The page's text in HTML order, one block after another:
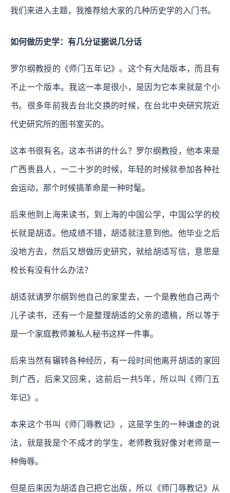
我们来进入主题，我推荐给大家的几种历史学的入门书。
如何做历史学：有几分证据说几分话
罗尔纲教授的《师门五年记》。这个有大陆版本，而且有
不止一个版本。我这一本是很小，是因为它本来就是个小
书。很多年前我去台北交换的时候，在台北中央研究院近
代史研究所的图书室买的。
这本书很有名。这本书讲的什么？罗尔纲教授，他本来是
广西贵县人，一二十岁的时候，年轻的时候就参加各种社
会运动，那个时候搞革命是一种时髦。
后来他到上海来读书，到上海的中国公学，中国公学的校
长就是胡适。他成绩不错，胡适就注意到他。他毕业之后
没地方去，然后又想做历史研究，就给胡适写信，意思是
校长有没有什么办法？
胡适就请罗尔纲到他自己的家里去，一个是教他自己两个
儿子读书，还有一个是整理胡适的父亲的遗稿，所以等于
是一个家庭教师兼私人秘书这样一件事。
后来当然有辗转各种经历，有一段时间他离开胡适的家回
到广西，后来又回来，这前后一共5年，所以叫《师门五
年记》。
本来这个书叫《师门辱教记》，这是学生的一种谦虚的说
法，就是我是个不成才的学生，老师教我好像对老师是一
种侮辱。
但是后来因为胡适自己把它出版，所以《师门辱教记》从